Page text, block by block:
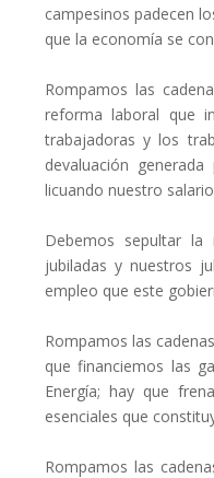
campesinos padecen
que la economía se
Rompamos las
reforma laboral que
trabajadoras y los
devaluación
licuando nuestro
Debemos sepultar la
jubiladas y nuestros
empleo que este
Rompamos las
que financiemos las
Energía; hay que
esenciales que
Rompamos las